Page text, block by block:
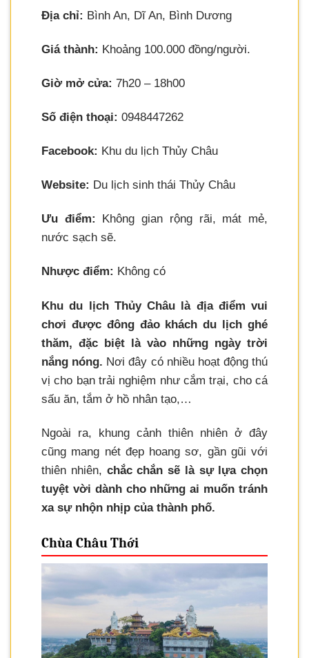
Địa chỉ: Bình An, Dĩ An, Bình Dương
Giá thành: Khoảng 100.000 đồng/người.
Giờ mở cửa: 7h20 – 18h00
Số điện thoại: 0948447262
Facebook: Khu du lịch Thủy Châu
Website: Du lịch sinh thái Thủy Châu
Ưu điểm: Không gian rộng rãi, mát mẻ,
nước sạch sẽ.
Nhược điểm: Không có
Khu du lịch Thủy Châu là địa điểm vui
chơi được đông đảo khách du lịch ghé
thăm, đặc biệt là vào những ngày trời
nắng nóng. Nơi đây có nhiều hoạt động thú
vị cho bạn trải nghiệm như cắm trại, cho cá
sấu ăn, tắm ở hồ nhân tạo,…
Ngoài ra, khung cảnh thiên nhiên ở đây
cũng mang nét đẹp hoang sơ, gần gũi với
thiên nhiên, chắc chắn sẽ là sự lựa chọn
tuyệt vời dành cho những ai muốn tránh
xa sự nhộn nhịp của thành phố.
Chùa Châu Thới